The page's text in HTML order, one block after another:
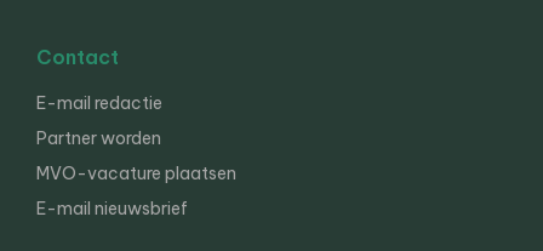
Contact
E-mail redactie
Partner worden
MVO-vacature plaatsen
E-mail nieuwsbrief